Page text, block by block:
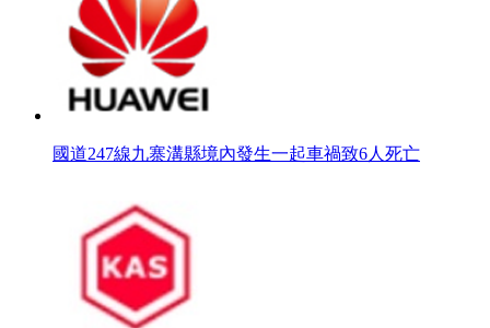
國道247線九寨溝縣境內發生一起車禍致6人死亡